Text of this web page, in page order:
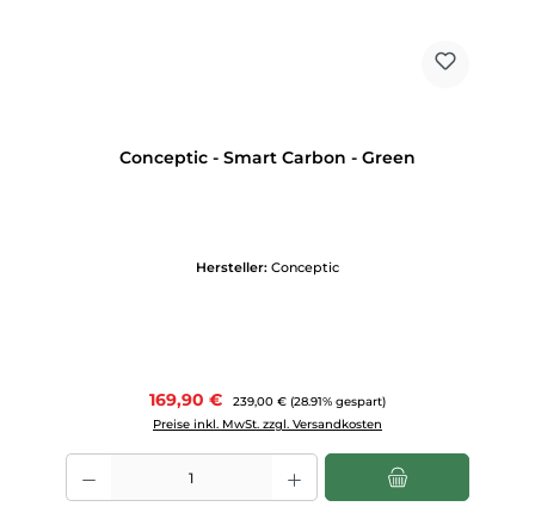
Conceptic - Smart Carbon - Green
Hersteller: Conceptic
Verkaufspreis:
169,90 € Regulärer Preis:
239,00 € (28.91% gespart)
Preise inkl. MwSt. zzgl. Versandkosten
Produkt Anzahl: Gib den gewünschten Wert ein oder benutze die